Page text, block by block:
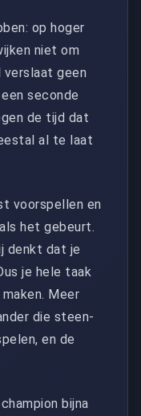
op hoger
niet om
geen
seconde
de tijd dat
al te laat
voorspellen en
het gebeurt.
denkt dat je
je hele taak
Meer
die steen-
en de
bijna